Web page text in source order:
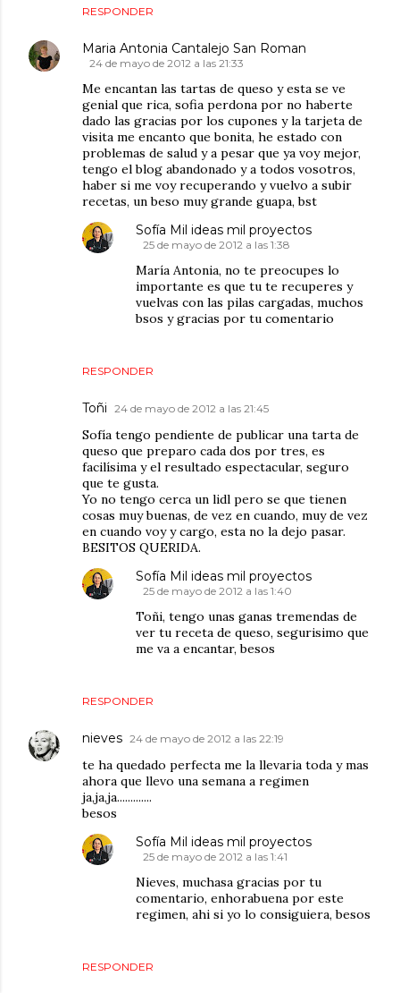
RESPONDER
Maria Antonia Cantalejo San Roman
24 de mayo de 2012 a las 21:33
Me encantan las tartas de queso y esta se ve
genial que rica, sofia perdona por no haberte
dado las gracias por los cupones y la tarjeta de
visita me encanto que bonita, he estado con
problemas de salud y a pesar que ya voy mejor,
tengo el blog abandonado y a todos vosotros,
haber si me voy recuperando y vuelvo a subir
recetas, un beso muy grande guapa, bst
RESPONDER
Sofía Mil ideas mil proyectos
25 de mayo de 2012 a las 1:38
María Antonia, no te preocupes lo
importante es que tu te recuperes y
vuelvas con las pilas cargadas, muchos
bsos y gracias por tu comentario
Toñi 24 de mayo de 2012 a las 21:45
Sofía tengo pendiente de publicar una tarta de
queso que preparo cada dos por tres, es
facilísima y el resultado espectacular, seguro
que te gusta.
Yo no tengo cerca un lidl pero se que tienen
cosas muy buenas, de vez en cuando, muy de vez
en cuando voy y cargo, esta no la dejo pasar.
BESITOS QUERIDA.
RESPONDER
Sofía Mil ideas mil proyectos
25 de mayo de 2012 a las 1:40
Toñi, tengo unas ganas tremendas de
ver tu receta de queso, segurisimo que
me va a encantar, besos
nieves 24 de mayo de 2012 a las 22:19
te ha quedado perfecta me la llevaria toda y mas
ahora que llevo una semana a regimen
ja,ja,ja.............
besos
RESPONDER
Sofía Mil ideas mil proyectos
25 de mayo de 2012 a las 1:41
Nieves, muchasa gracias por tu
comentario, enhorabuena por este
regimen, ahi si yo lo consiguiera, besos